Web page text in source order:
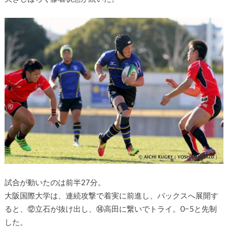
試合が動いたのは前半27分。
大阪国際大学は、連続攻撃で着実に前進し、バックスへ展開す
ると、⑫立石が抜け出し、⑭高田に繋いでトライ。0−5と先制
した。